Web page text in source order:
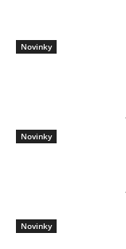
Novinky
Novinky
Novinky